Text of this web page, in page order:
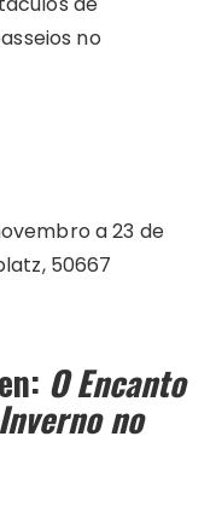
no
a 23 de
50667
O Encanto
no